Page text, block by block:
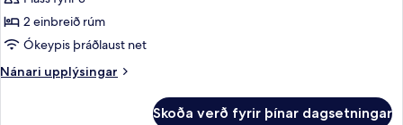
(with
Breakfast
2)
2 einbreið rúm
Ókeypis þráðlaust net
Nánari upplýsingar
Nánari
Skoða verð fyrir þínar dagsetningar